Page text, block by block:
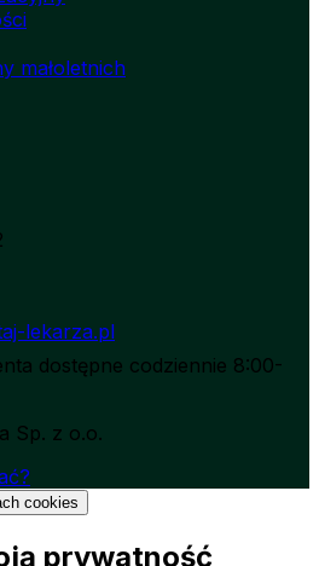
małoletnich
lekarza.pl
dostępne codziennie 8:00-
Sp. z o.o.
cookies
prywatność